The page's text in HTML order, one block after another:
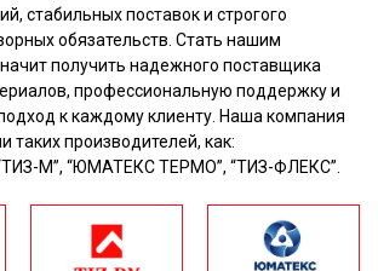
стабильных поставок и строгого
обязательств. Стать нашим
получить надежного поставщика
профессиональную поддержку и
к каждому клиенту. Наша компания
таких производителей, как:
М”, “ЮМАТЕКС ТЕРМО”, “ТИЗ-ФЛЕКС”.